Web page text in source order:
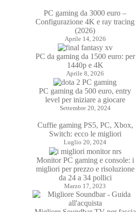
PC gaming da 3000 euro –
Configurazione 4K e ray tracing
(2026)
Aprile 14, 2026
PC da gaming da 1500 euro: per
1440p e 4K
Aprile 8, 2026
PC gaming da 500 euro, entry
level per iniziare a giocare
Settembre 20, 2024
Cuffie gaming PS5, PC, Xbox,
Switch: ecco le migliori
Luglio 20, 2024
Monitor PC gaming e console: i
migliori per prezzo e risoluzione
da 24 a 34 pollici
Marzo 17, 2023